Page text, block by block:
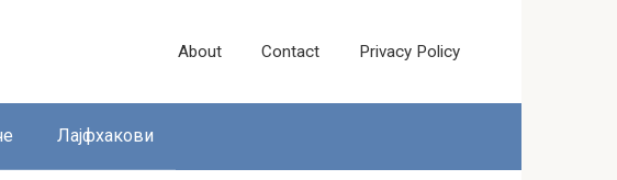
About Contact Privacy Policy
Лајфхакови